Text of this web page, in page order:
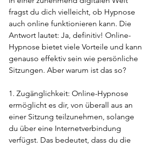
fragst du dich vielleicht, ob Hypnose
auch online funktionieren kann. Die
Antwort lautet: Ja, definitiv! Online-
Hypnose bietet viele Vorteile und kann
genauso effektiv sein wie persönliche
Sitzungen. Aber warum ist das so?
1. Zugänglichkeit: Online-Hypnose
ermöglicht es dir, von überall aus an
einer Sitzung teilzunehmen, solange
du über eine Internetverbindung
verfügst. Das bedeutet, dass du die